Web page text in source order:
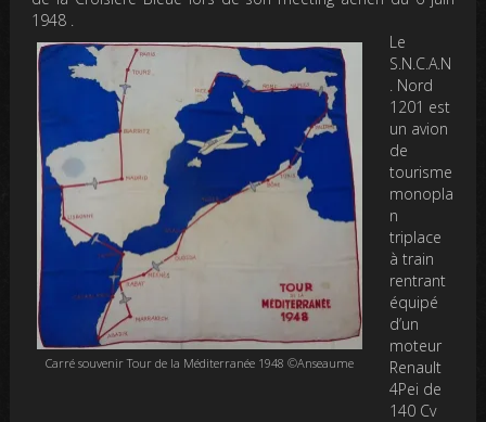
1948 .
Carré souvenir Tour de la Méditerranée 1948 ©Anseaume
Le
S.N.C.A.N
. Nord
1201 est
un avion
de
tourisme
monopla
n
triplace
à train
rentrant
équipé
d’un
moteur
Renault
4Pei de
140 Cv